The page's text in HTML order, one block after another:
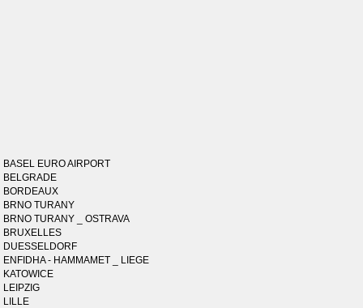
BASEL EURO AIRPORT
BELGRADE
BORDEAUX
BRNO TURANY
BRNO TURANY _ OSTRAVA
BRUXELLES
DUESSELDORF
ENFIDHA - HAMMAMET _ LIEGE
KATOWICE
LEIPZIG
LILLE